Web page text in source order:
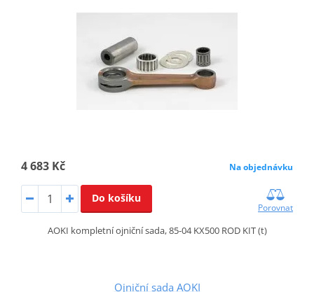
4 683 Kč Na objednávku
Do košíku
Porovnat
AOKI kompletní ojniční sada, 85-04 KX500 ROD KIT (t)
Ojniční sada AOKI